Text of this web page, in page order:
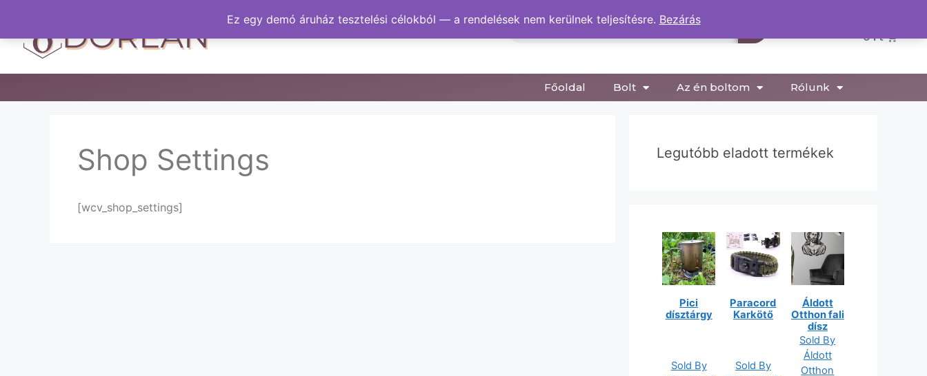
0Ft
Főoldal Bolt Az én boltom Rólunk
Shop Settings
[wcv_shop_settings]
Legutóbb eladott termékek
Pici
dísztárgy
Sold By
Paracord
Karkötő
Sold By
Áldott
Otthon fali
dísz
Sold By
Áldott
Otthon
Ez egy demó áruház tesztelési célokból — a rendelések nem kerülnek teljesítésre. Bezárás